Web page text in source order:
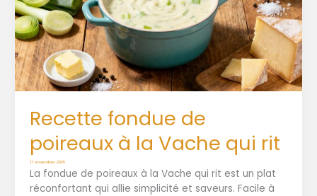
Recette fondue de
poireaux à la Vache qui rit
17 novembre 2025
La fondue de poireaux à la Vache qui rit est un plat
réconfortant qui allie simplicité et saveurs. Facile à